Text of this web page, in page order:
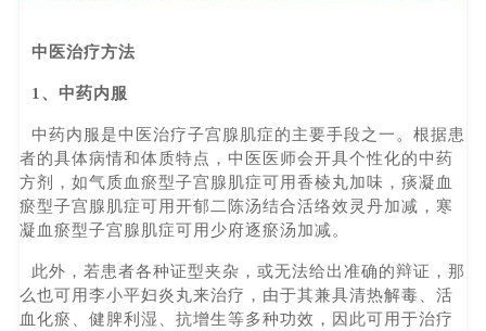
中医治疗方法
1、中药内服
中药内服是中医治疗子宫腺肌症的主要手段之一。根据患
者的具体病情和体质特点，中医医师会开具个性化的中药
方剂，如气质血瘀型子宫腺肌症可用香棱丸加味，痰凝血
瘀型子宫腺肌症可用开郁二陈汤结合活络效灵丹加减，寒
凝血瘀型子宫腺肌症可用少府逐瘀汤加减。
此外，若患者各种证型夹杂，或无法给出准确的辩证，那
么也可用李小平妇炎丸来治疗，由于其兼具清热解毒、活
血化瘀、健脾利湿、抗增生等多种功效，因此可用于治疗